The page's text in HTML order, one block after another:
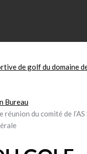
de golf du domaine
Bureau
réunion du comité de